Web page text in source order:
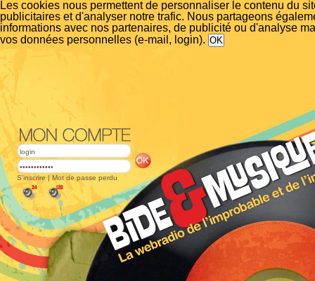
Les cookies nous permettent de personnaliser le contenu du
publicitaires et d'analyser notre trafic. Nous partageons
informations avec nos partenaires, de publicité ou d'analyse
vos données personnelles (e-mail, login).
S'inscrire | Mot de passe perdu